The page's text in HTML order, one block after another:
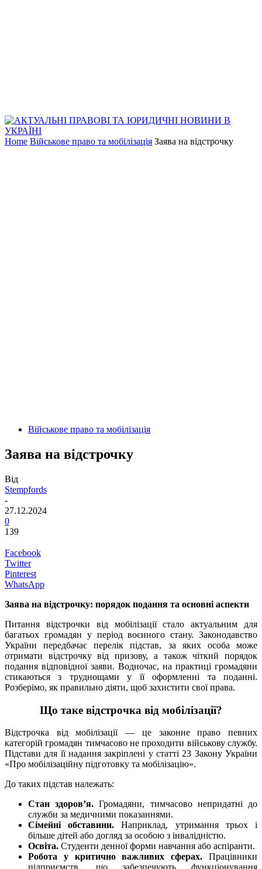
Home Військове право та мобілізація Заява на відстрочку
Військове право та мобілізація
Заява на відстрочку
Від
Stempfords
-
27.12.2024
0
139
Facebook
Twitter
Pinterest
WhatsApp
Заява на відстрочку: порядок подання та основні аспекти
Питання відстрочки від мобілізації стало актуальним для
багатьох громадян у період воєнного стану. Законодавство
України передбачає перелік підстав, за яких особа може
отримати відстрочку від призову, а також чіткий порядок
подання відповідної заяви. Водночас, на практиці громадяни
стикаються з труднощами у її оформленні та поданні.
Розберімо, як правильно діяти, щоб захистити свої права.
Що таке відстрочка від мобілізації?
Відстрочка від мобілізації — це законне право певних
категорій громадян тимчасово не проходити військову службу.
Підстави для її надання закріплені у статті 23 Закону України
«Про мобілізаційну підготовку та мобілізацію».
До таких підстав належать:
Стан здоров’я. Громадяни, тимчасово непридатні до
служби за медичними показаннями.
Сімейні обставини. Наприклад, утримання трьох і
більше дітей або догляд за особою з інвалідністю.
Освіта. Студенти денної форми навчання або аспіранти.
Робота у критично важливих сферах. Працівники